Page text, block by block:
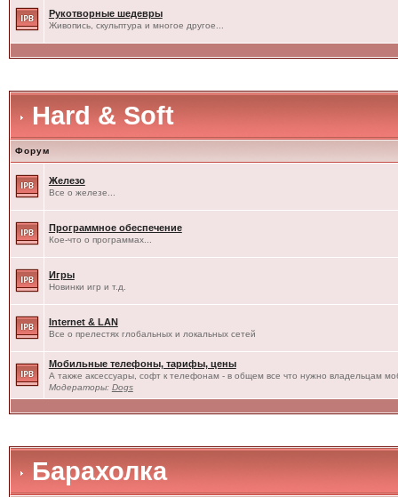
Рукотворные шедевры
Живопись, скульптура и многое другое...
Hard & Soft
Форум
Железо
Все о железе...
Программное обеспечение
Кое-что о программах...
Игры
Новинки игр и т.д.
Internet & LAN
Все о прелестях глобальных и локальных сетей
Мобильные телефоны, тарифы, цены
А также аксессуары, софт к телефонам - в общем все что нужно владельцам
Модераторы: Dogs
Барахолка